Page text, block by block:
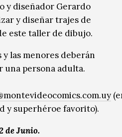
y diseñador Gerardo
y diseñar trajes de
este taller de dibujo.
y las menores deberán
una persona adulta.
y superhéroe favorito).
de Junio.